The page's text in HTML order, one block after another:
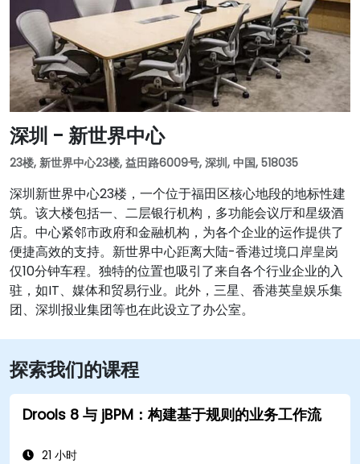
深圳 - 新世界中心
23楼, 新世界中心23楼, 益田路6009号, 深圳, 中国, 518035
深圳新世界中心23楼，一个位于福田区核心地段的地标性建
筑。该大楼包括一、二层银行机构，多功能会议厅和星级酒
店。中心紧邻市政府和金融机构，为各个企业的运作提供了
便捷高效的支持。新世界中心距离大陆-香港过境口岸皇岗
仅10分钟车程。独特的位置也吸引了来自各个行业企业的入
驻，如IT、媒体和贸易行业。此外，三星、香港英皇娱乐集
团、深圳报业集团等也在此设立了办公室。
探索我们的课程
Drools 8 与 jBPM：构建基于规则的业务工作流
21 小时